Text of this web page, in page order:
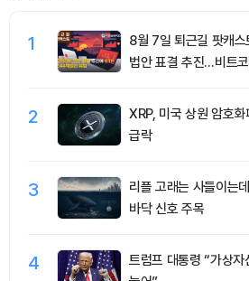
1
8월 7일 퇴근길 팟캐
법안 표결 추진…비트
2
XRP, 미국 상원 암호
급락
3
리플 고래는 사들이는
바닥 신호 주목
4
트럼프 대통령 “가상